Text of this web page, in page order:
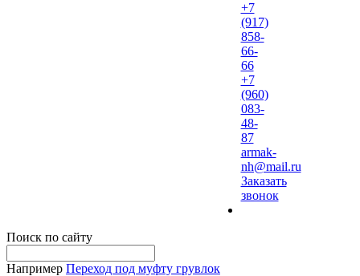
+7
(917)
858-
66-
66
+7
(960)
083-
48-
87
armak-
nh@mail.ru
Заказать
звонок
Поиск по сайту
Например Переход под муфту грувлок